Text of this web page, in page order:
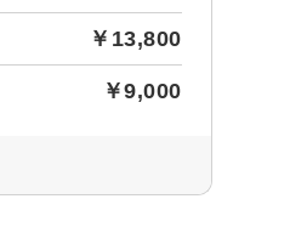
￥13,800
￥9,000